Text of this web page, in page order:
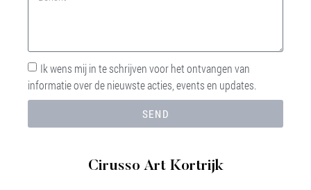
Ik wens mij in te schrijven voor het ontvangen van
informatie over de nieuwste acties, events en updates.
SEND
Cirusso Art Kortrijk